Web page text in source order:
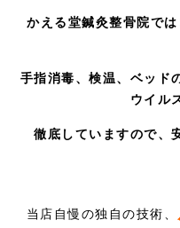
かえる堂鍼灸整骨院で
手指消毒、検温、ベッド
ウイル
徹底していますので、
当店自慢の独自の技術、